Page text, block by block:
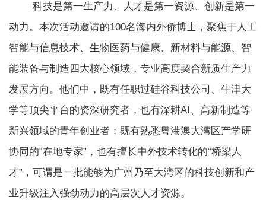
科技是第一生产力、人才是第一资源、创新是第一
动力。本次活动邀请的100名海内外侨博士，聚焦于人工
智能与信息技术、生物医药与健康、新材料与能源、智
能装备与制造四大核心领域，专业高度契合新质生产力
发展方向。他们中，既有任职过硅谷科技公司、牛津大
学等顶尖平台的资深研究者，也有深耕AI、高新制造等
新兴领域的青年创业者；既有熟悉粤港澳大湾区产学研
协同的“在地专家”，也有擅长中外技术转化的“桥梁人
才”，可谓是一批能够为广州乃至大湾区的科技创新和产
业升级注入强劲动力的高层次人才资源。